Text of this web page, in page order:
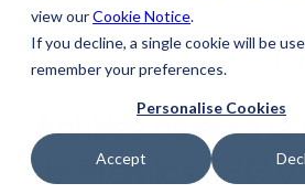
view ourCookie Notice.
If you decline, a single cookie will be
remember your preferences.
Personalise Cookies
Accept
INFORMACIÓN SECTORIAL, NOTAS
Achilles celebra
de Premios ESG